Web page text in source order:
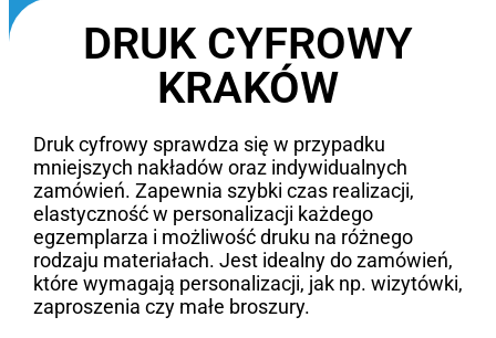
DRUK CYFROWY
KRAKÓW
Druk cyfrowy sprawdza się w przypadku
mniejszych nakładów oraz indywidualnych
zamówień. Zapewnia szybki czas realizacji,
elastyczność w personalizacji każdego
egzemplarza i możliwość druku na różnego
rodzaju materiałach. Jest idealny do zamówień,
które wymagają personalizacji, jak np. wizytówki,
zaproszenia czy małe broszury.